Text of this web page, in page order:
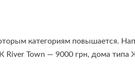
категориям повышается.
River Town — 9000 грн, дома